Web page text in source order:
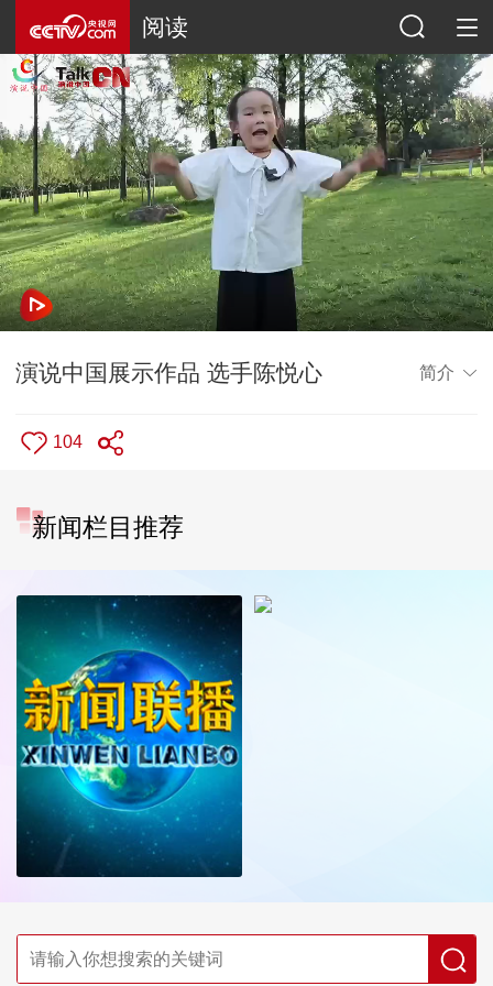
阅读
演说中国展示作品 选手陈悦心 简介
104
新闻栏目推荐